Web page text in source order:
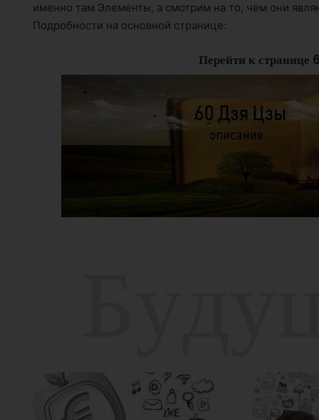
именно там Элементы, а смотрим на то, чем они
Подробности на основной странице:
Перейти к странице